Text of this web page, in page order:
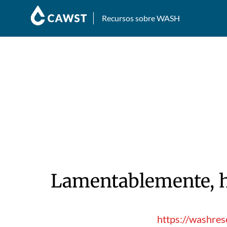
Recursos sobre WASH
Lamentablemente,
https://